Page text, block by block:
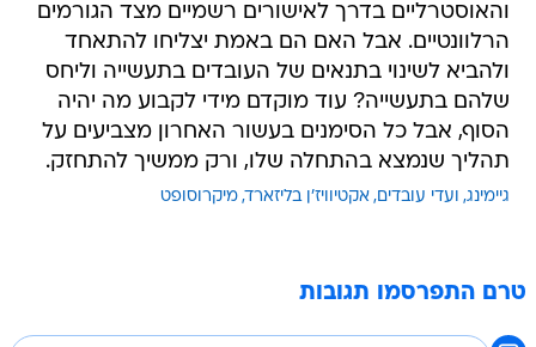
והאוסטרליים בדרך לאישורים רשמיים מצד הגורמים
הרלוונטיים. אבל האם הם באמת יצליחו להתאחד
ולהביא לשינוי בתנאים של העובדים בתעשייה וליחס
שלהם בתעשייה? עוד מוקדם מידי לקבוע מה יהיה
הסוף, אבל כל הסימנים בעשור האחרון מצביעים על
תהליך שנמצא בהתחלה שלו, ורק ממשיך להתחזק.
גיימינג ועדי עובדים אקטיוויז'ן בליזארד מיקרוסופט
טרם התפרסמו תגובות